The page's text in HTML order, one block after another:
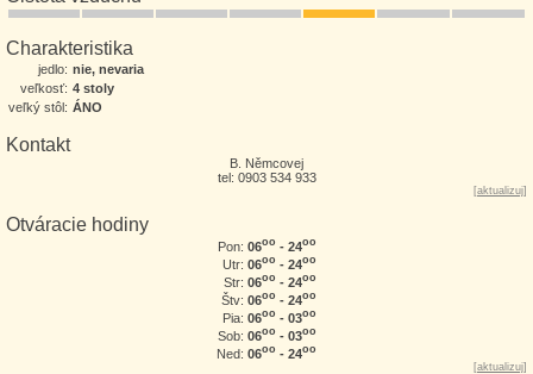
Charakteristika
jedlo: nie, nevaria
veľkosť: 4 stoly
veľký stôl: ÁNO
Kontakt
B. Němcovej
tel: 0903 534 933
[aktualizuj]
Otváracie hodiny
Pon: 06oo - 24oo
Utr: 06oo - 24oo
Str: 06oo - 24oo
Štv: 06oo - 24oo
Pia: 06oo - 03oo
Sob: 06oo - 03oo
Ned: 06oo - 24oo
[aktualizuj]